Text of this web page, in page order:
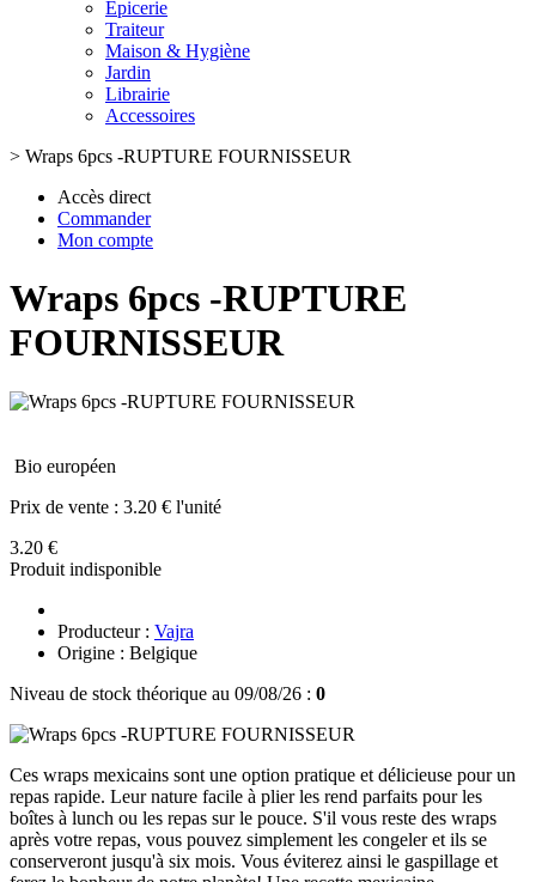
Epicerie
Traiteur
Maison & Hygiène
Jardin
Librairie
Accessoires
> Wraps 6pcs -RUPTURE FOURNISSEUR
Accès direct
Commander
Mon compte
Wraps 6pcs -RUPTURE
FOURNISSEUR
Bio européen
Prix de vente : 3.20 € l'unité
3.20 €
Produit indisponible
Producteur : Vajra
Origine : Belgique
Niveau de stock théorique au 09/08/26 : 0
Ces wraps mexicains sont une option pratique et délicieuse pour un
repas rapide. Leur nature facile à plier les rend parfaits pour les
boîtes à lunch ou les repas sur le pouce. S'il vous reste des wraps
après votre repas, vous pouvez simplement les congeler et ils se
conserveront jusqu'à six mois. Vous éviterez ainsi le gaspillage et